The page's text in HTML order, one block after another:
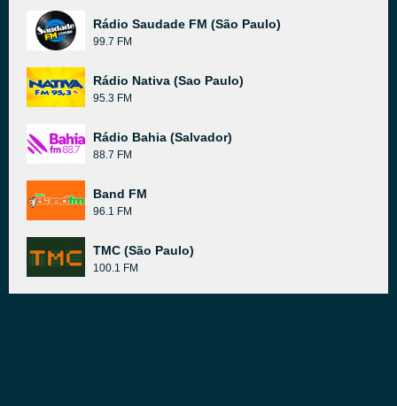
Rádio Saudade FM (São Paulo)
99.7 FM
Rádio Nativa (Sao Paulo)
95.3 FM
Rádio Bahia (Salvador)
88.7 FM
Band FM
96.1 FM
TMC (São Paulo)
100.1 FM